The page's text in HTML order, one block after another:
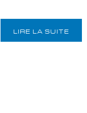
LIRE LA SUITE